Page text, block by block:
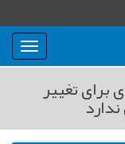
بار
و
برای تغییر